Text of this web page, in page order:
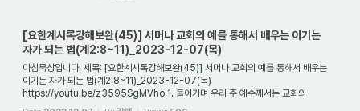
[요한계시록강해보완(45)] 서머나 교회의 예를 통해서 배우는 이기는
자가 되는 법(계2:8~11)_2023-12-07(목)
아침묵상입니다. 제목: [요한계시록강해보완(45)] 서머나 교회의 예를 통해서 배우는
이기는 자가 되는 법(계2:8~11)_2023-12-07(목)
https://youtu.be/z3595SgMVho 1. 들어가며 우리 주 예수께서는 교회의
성도들이 이기는 자가 되기를 바라신다. 그래야 새 ...